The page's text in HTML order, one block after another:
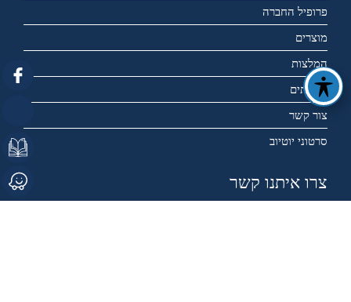
פרופיל החברה
מוצרים
המלצות
שירותים
צור קשר
סרטוני יוטיוב
צרו איתנו קשר